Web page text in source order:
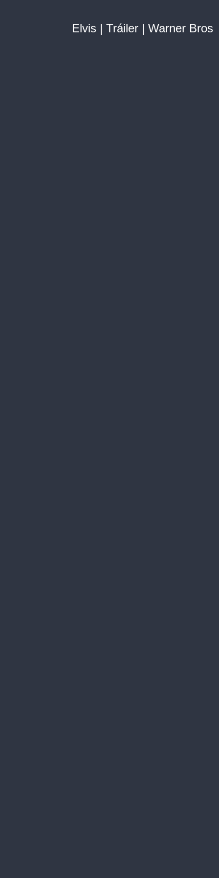
Elvis | Tráiler | Warner Bros